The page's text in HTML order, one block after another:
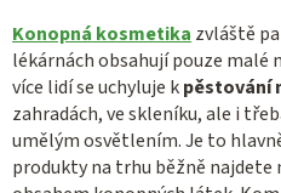
Konopná kosmetika zvláště
lékárnách obsahují pouze
více lidí se uchyluje kpěstování
zahradách, ve skleníku, ale i
umělým osvětlením. Je to
produkty na trhu běžně najdete